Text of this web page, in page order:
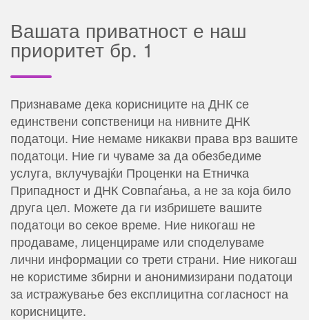
Вашата приватност е наш
приоритет бр. 1
Признаваме дека корисниците на ДНК се
единствени сопственици на нивните ДНК
податоци. Ние немаме никакви права врз вашите
податоци. Ние ги чуваме за да обезбедиме
услуга, вклучувајќи Проценки на Етничка
Припадност и ДНК Совпаѓања, а не за која било
друга цел. Можете да ги избришете вашите
податоци во секое време. Ние никогаш не
продаваме, лиценцираме или споделуваме
лични информации со трети страни. Ние никогаш
не користиме збирни и анонимизирани податоци
за истражување без експлицитна согласност на
корисниците.